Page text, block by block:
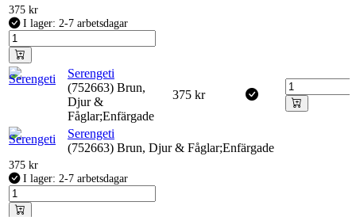
375 kr
I lager: 2-7 arbetsdagar
Serengeti
(752663) Brun,
Djur &
Fåglar;Enfärgade
375 kr
Serengeti
(752663) Brun, Djur & Fåglar;Enfärgade
375 kr
I lager: 2-7 arbetsdagar